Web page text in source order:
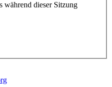
während dieser Sitzung